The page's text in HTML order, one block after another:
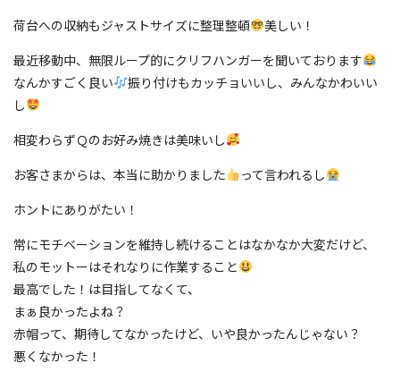
荷台への収納もジャストサイズに整理整頓
美しい！
最近移動中、無限ループ的にクリフハンガーを聞いております
なんかすごく良い
振り付けもカッチョいいし、みんなかわいい
し
相変わらずＱのお好み焼きは美味いし
お客さまからは、本当に助かりました
って言われるし
ホントにありがたい！
常にモチベーションを維持し続けることはなかなか大変だけど、
私のモットーはそれなりに作業すること
最高でした！は目指してなくて、
まぁ良かったよね？
赤帽って、期待してなかったけど、いや良かったんじゃない？
悪くなかった！